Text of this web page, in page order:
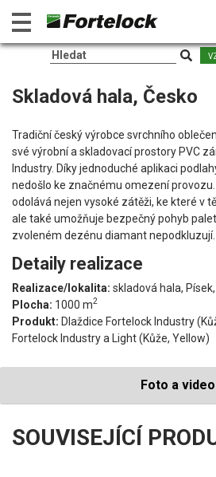
Skladová hala, Česko
Tradiční český výrobce svrchního
své výrobní a skladovací prostory PVC
Industry. Díky jednoduché aplikaci
nedošlo ke značnému omezení
odolává nejen vysoké zátěži, ke které v
ale také umožňuje bezpečný pohyb
zvoleném dezénu diamant nepodkluzují.
Detaily realizace
Realizace/lokalita: skladová hala, Písek,
Plocha: 1000 m2
Produkt: Dlaždice Fortelock Industry
Fortelock Industry a Light (Kůže, Yellow)
Foto a video
SOUVISEJÍCÍ